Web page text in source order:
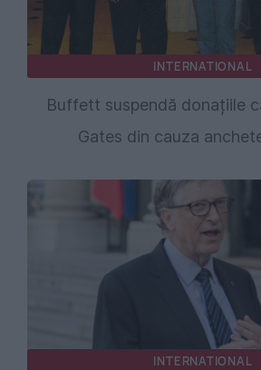
INTERNATIONAL
Buffett suspendă donațiile
Gates din cauza
INTERNATIONAL